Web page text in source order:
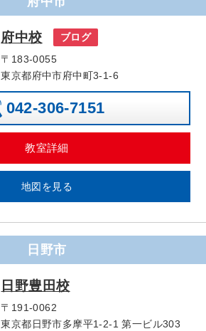
府中校
ブログ
〒183-0055
東京都府中市府中町3-1-6
042-306-7151
教室詳細
地図を見る
日野市
日野豊田校
〒191-0062
東京都日野市多摩平1-2-1 第一ビル303